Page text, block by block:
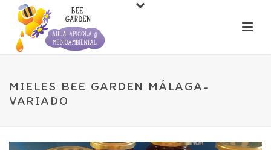
MIELES BEE GARDEN MÁLAGA-
VARIADO